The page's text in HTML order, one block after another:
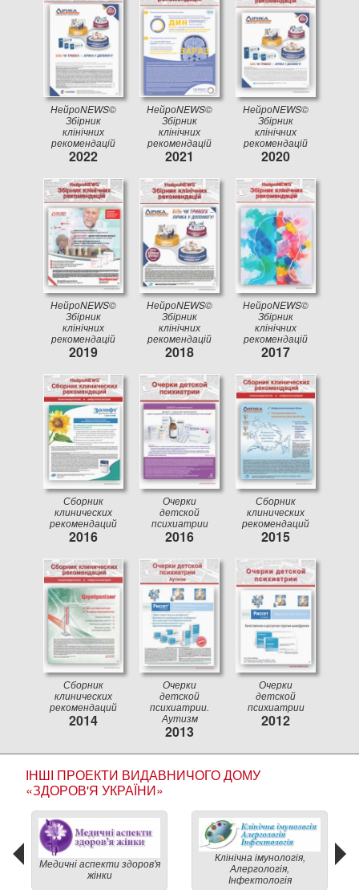
НейроNEWS©
Збірник
клінічних
рекомендацій
2022
НейроNEWS©
Збірник
клінічних
рекомендацій
2021
НейроNEWS©
Збірник
клінічних
рекомендацій
2020
НейроNEWS©
Збірник
клінічних
рекомендацій
2019
НейроNEWS©
Збірник
клінічних
рекомендацій
2018
НейроNEWS©
Збірник
клінічних
рекомендацій
2017
Сборник
клинических
рекомендаций
2016
Очерки
детской
психиатрии
2016
Сборник
клинических
рекомендаций
2015
Сборник
клинических
рекомендаций
2014
Очерки
детской
психиатрии.
Аутизм
2013
Очерки
детской
психиатрии
2012
ІНШІ ПРОЕКТИ ВИДАВНИЧОГО ДОМУ
«ЗДОРОВ'Я УКРАЇНИ»
Медичні аспекти здоров'я
жінки
Клінічна імунологія,
Алергологія,
Інфектологія